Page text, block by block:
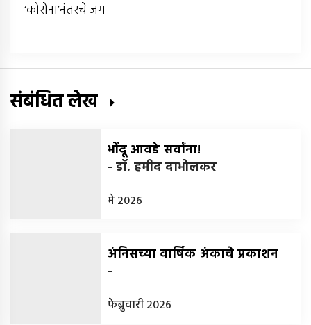
‘कोरोना’नंतरचे जग
संबंधित लेख
भोंदू आवडे सर्वांना!
-डॉ. हमीद दाभोलकर
मे 2026
अंनिसच्या वार्षिक अंकाचे प्रकाशन
-
फेब्रुवारी 2026